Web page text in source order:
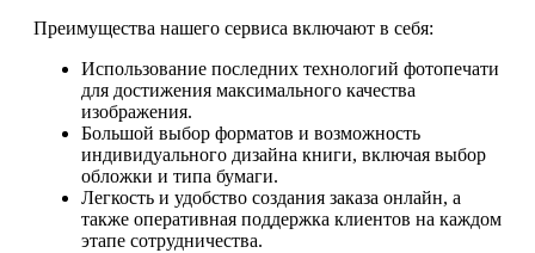
Преимущества нашего сервиса включают в себя:
Использование последних технологий фотопечати
для достижения максимального качества
изображения.
Большой выбор форматов и возможность
индивидуального дизайна книги, включая выбор
обложки и типа бумаги.
Легкость и удобство создания заказа онлайн, а
также оперативная поддержка клиентов на каждом
этапе сотрудничества.